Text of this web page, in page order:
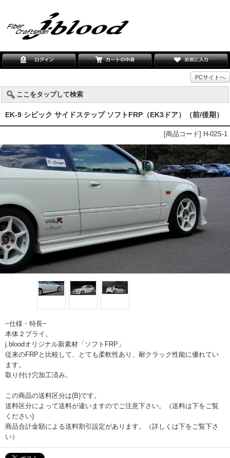
PCサイトへ
ここをタップして検索
EK-9 シビック サイドステップ ソフトFRP（EK3ドア）（前/後期）
[商品コード] H-02S-1
−仕様・特長−
本体２プライ。
j.bloodオリジナル新素材「ソフトFRP」
従来のFRPと比較して、とても柔軟性あり、耐クラック性能に優れてい
ます。
取り付け穴加工済み。
この商品の送料区分は(B)です。
送料区分によって送料が違いますのでご注意下さい。（送料は下をご覧
ください)
商品合計金額による送料割引設定があります。（詳しくは下をご覧下さ
い）